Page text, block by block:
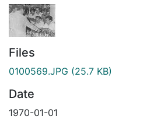
Files
0100569.JPG (25.7 KB)
Date
1970-01-01